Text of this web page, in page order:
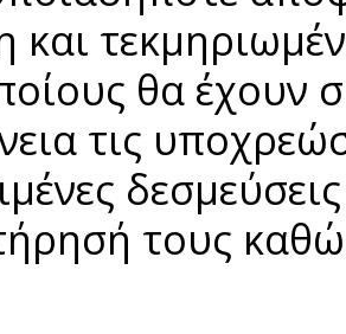
και
θα έχουν
τις
τους